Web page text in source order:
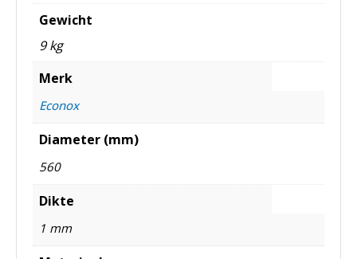
Gewicht
9 kg
Merk
Econox
Diameter (mm)
560
Dikte
1 mm